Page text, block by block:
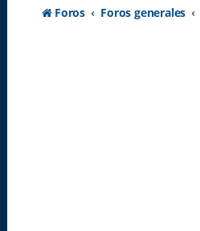
Foros Foros generales